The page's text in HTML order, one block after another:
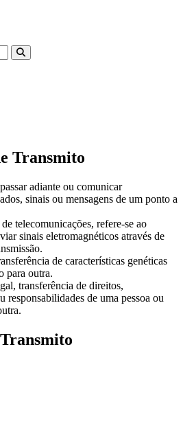
Transmito
adiante ou comunicar
sinais ou mensagens de um ponto a
telecomunicações, refere-se ao
sinais eletromagnéticos através de
de características genéticas
para outra.
transferência de direitos,
responsabilidades de uma pessoa ou
Transmito